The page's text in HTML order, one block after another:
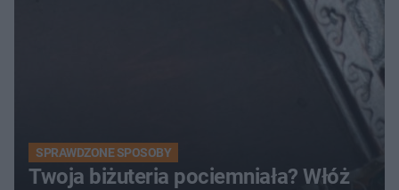
SPRAWDZONE SPOSOBY
Twoja biżuteria pociemniała? Włóż